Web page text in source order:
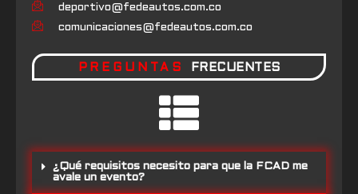
deportivo@fedeautos.com.co
comunicaciones@fedeautos.com.co
PREGUNTAS FRECUENTES
¿Qué requisitos necesito para que la FCAD me
avale un evento?